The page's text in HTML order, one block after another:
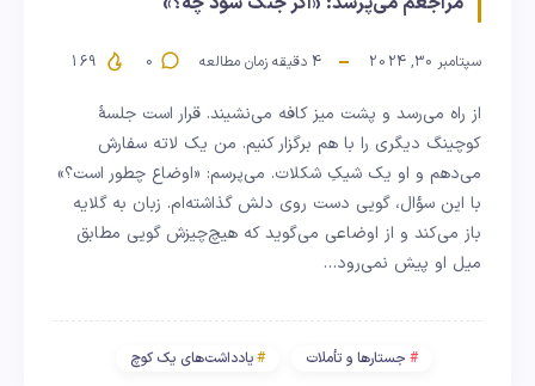
سپتامبر 30, 2024 4 دقیقه زمان مطالعه 0
از راه می‌رسد و پشت میز کافه می‌نشیند. قرار است جلسهٔ
کوچینگ دیگری را با هم برگزار کنیم. من یک لاته سفارش
می‌دهم و او یک شیکِ شکلات. می‌پرسم: «اوضاع چطور است؟»
با این سؤال، گویی دست روی دلش گذاشته‌ام. زبان به گلایه
باز می‌کند و از اوضاعی می‌گوید که هیچ‌چیزش گویی مطابق
میل او پیش نمی‌رود…
جستارها و تأملات یادداشت‌های یک کوچ